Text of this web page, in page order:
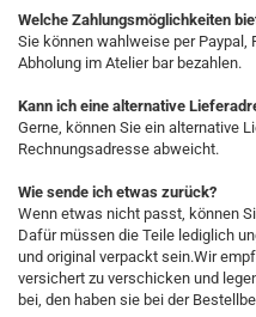
Welche Zahlungsmöglichkeiten
Sie können wahlweise per Paypal,
Abholung im Atelier bar bezahlen.
Kann ich eine alternative
Gerne, können Sie ein alternative
Rechnungsadresse abweicht.
Wie sende ich etwas zurück?
Wenn etwas nicht passt, können
Dafür müssen die Teile lediglich
und original verpackt sein.Wir
versichert zu verschicken und
bei, den haben sie bei der